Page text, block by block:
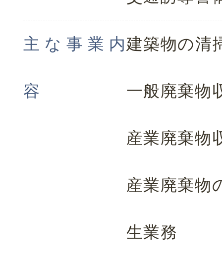
主な事業内
容
建築物の清
一般廃棄物
産業廃棄物
産業廃棄物
生業務